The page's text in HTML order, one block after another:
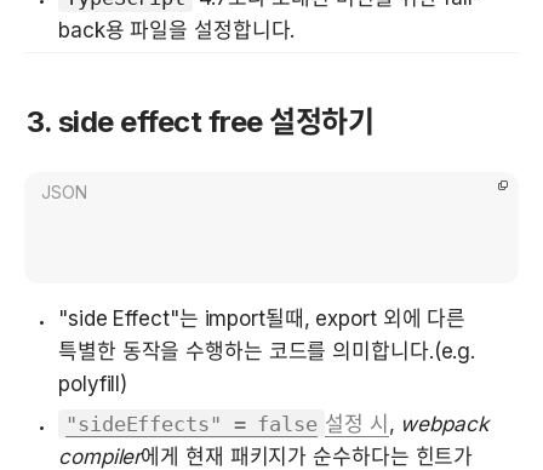
back용 파일을 설정합니다.
3. side effect free 설정하기
JSON
"side Effect"는 import될때, export 외에 다른
특별한 동작을 수행하는 코드를 의미합니다.(e.g.
polyfill)
"sideEffects" = false 설정 시 , webpack
compiler에게 현재 패키지가 순수하다는 힌트가